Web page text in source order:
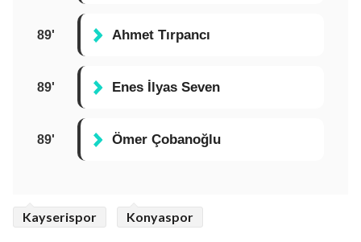
89' Ahmet Tırpancı
89' Enes İlyas Seven
89' Ömer Çobanoğlu
Kayserispor Konyaspor